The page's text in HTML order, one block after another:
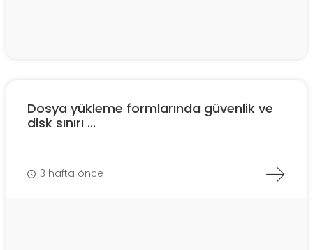
Dosya yükleme formlarında güvenlik ve
disk sınırı ...
3 hafta önce